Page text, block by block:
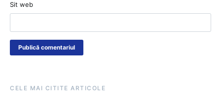
Sit web
CELE MAI CITITE ARTICOLE